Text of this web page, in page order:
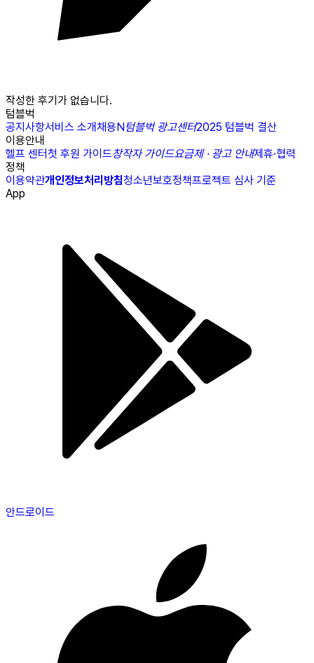
작성한 후기가 없습니다.
텀블벅
공지사항서비스 소개채용N텀블벅 광고센터2025 텀블벅 결산
이용안내
헬프 센터첫 후원 가이드창작자 가이드요금제 · 광고 안내제휴·협력
정책
이용약관개인정보처리방침청소년보호정책프로젝트 심사 기준
App
안드로이드